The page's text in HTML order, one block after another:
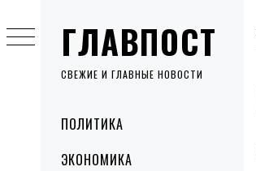
ГЛАВПОСТ
СВЕЖИЕ И ГЛАВНЫЕ НОВОСТИ
MenuПОЛИТИКА
ЭКОНОМИКА
to
content